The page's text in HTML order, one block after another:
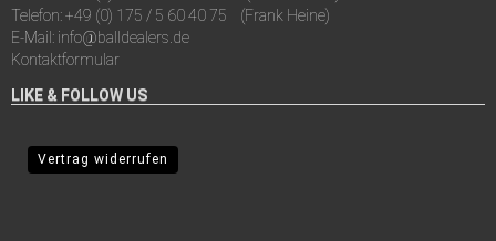
Telefon:+49 (0) 175 / 5 60 40 75
(Frank Heine)
E-Mail: info@balldealers.de
Kontaktformular
LIKE & FOLLOW US
Vertrag widerrufen